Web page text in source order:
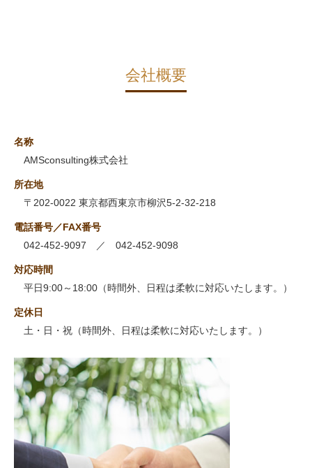
会社概要
名称
AMSconsulting株式会社
所在地
〒202-0022 東京都西東京市柳沢5-2-32-218
電話番号／FAX番号
042-452-9097 ／ 042-452-9098
対応時間
平日9:00～18:00（時間外、日程は柔軟に対応いたします。）
定休日
土・日・祝（時間外、日程は柔軟に対応いたします。）